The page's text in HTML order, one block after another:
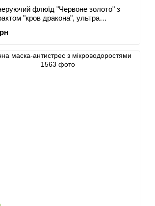
флюїд "Червоне золото" з
"кров дракона", ультра